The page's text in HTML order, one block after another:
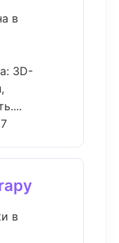
в
3D-
в